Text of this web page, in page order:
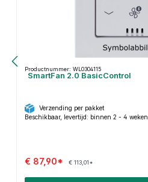
Productnummer: WL0304115
SmartFan 2.0 BasicControl
Verzending per pakket
Beschikbaar, levertijd: binnen 2 - 4 weken
€ 87,90* € 113,01*